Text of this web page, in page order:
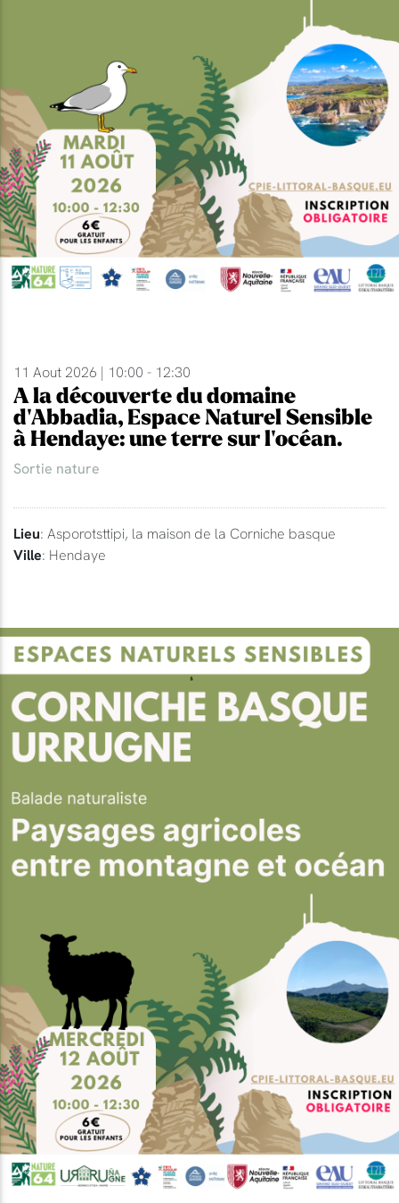
11 Aout 2026 | 10:00 - 12:30
A la découverte du domaine
d'Abbadia, Espace Naturel Sensible
à Hendaye: une terre sur l'océan.
Sortie nature
Lieu: Asporotsttipi, la maison de la Corniche basque
Ville: Hendaye